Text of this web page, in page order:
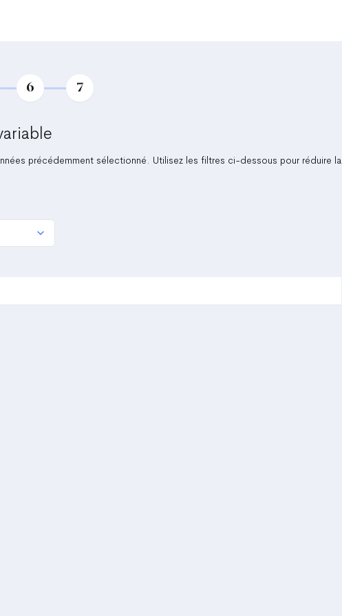
6 7
précédemment sélectionné. Utilisez les filtres ci-dessous pour réduire la